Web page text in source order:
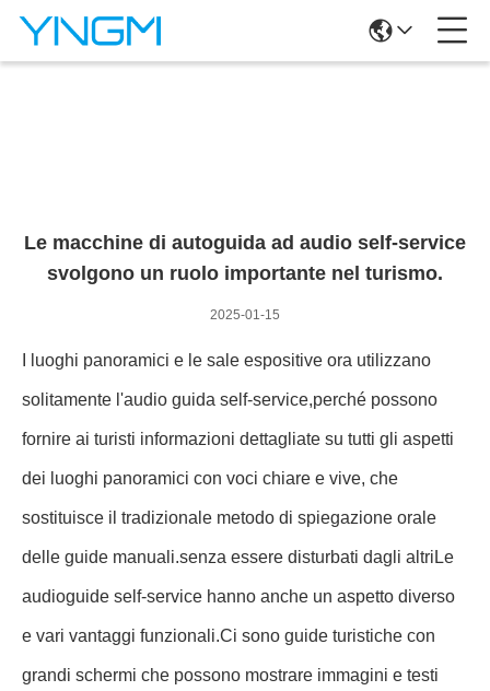
Le macchine di autoguida ad audio self-service
svolgono un ruolo importante nel turismo.
2025-01-15
I luoghi panoramici e le sale espositive ora utilizzano
solitamente l'audio guida self-service,perché possono
fornire ai turisti informazioni dettagliate su tutti gli aspetti
dei luoghi panoramici con voci chiare e vive, che
sostituisce il tradizionale metodo di spiegazione orale
delle guide manuali.senza essere disturbati dagli altriLe
audioguide self-service hanno anche un aspetto diverso
e vari vantaggi funzionali.Ci sono guide turistiche con
grandi schermi che possono mostrare immagini e testi